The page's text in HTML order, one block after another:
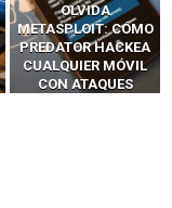
CÓMO LOS HACKERS
INTERCEPTAN OTPS
Y LLAMADAS
MÓVILES SIN
‘HACKEAR’ — EL